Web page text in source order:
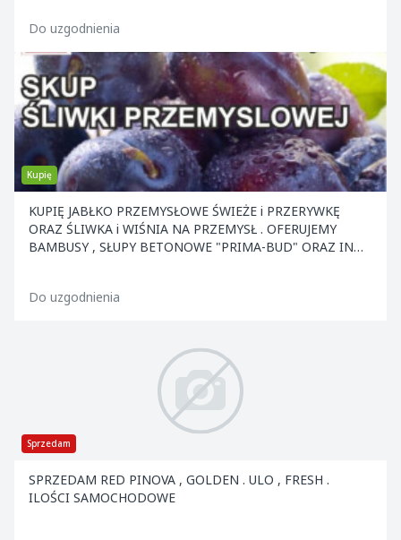
Do uzgodnienia
Kupię
KUPIĘ JABŁKO PRZEMYSŁOWE ŚWIEŻE i PRZERYWKĘ
ORAZ ŚLIWKA i WIŚNIA NA PRZEMYSŁ . OFERUJEMY
BAMBUSY , SŁUPY BETONOWE "PRIMA-BUD" ORAZ INNE
Do uzgodnienia
Sprzedam
SPRZEDAM RED PINOVA , GOLDEN . ULO , FRESH .
ILOŚCI SAMOCHODOWE